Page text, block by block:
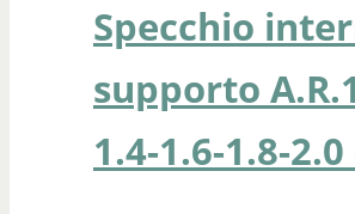
Specchio
supporto
1.4-1.6-1.8-